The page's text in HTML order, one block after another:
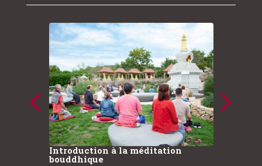
Introduction à la méditation
bouddhique